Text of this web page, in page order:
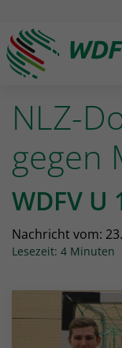
NLZ-
gegen
WDFV
Nachricht vom:
Lesezeit: 4 Minuten